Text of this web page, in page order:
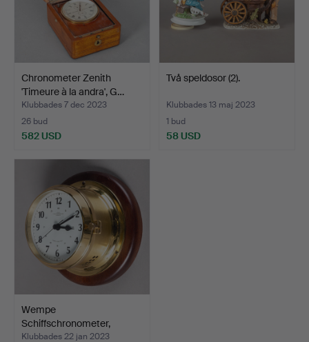
Chronometer Zenith
'Timeure à la andra', G…
Klubbades 7 dec 2023
26 bud
582 USD
Två speldosor (2).
Klubbades 13 maj 2023
1 bud
58 USD
Wempe
Schiffschronometer,
Tyskland, 20. år…
Klubbades 22 jan 2023